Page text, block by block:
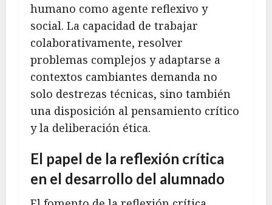
humano como agente reflexivo y
social. La capacidad de trabajar
colaborativamente, resolver
problemas complejos y adaptarse a
contextos cambiantes demanda no
solo destrezas técnicas, sino también
una disposición al pensamiento crítico
y la deliberación ética.
El papel de la reflexión crítica
en el desarrollo del alumnado